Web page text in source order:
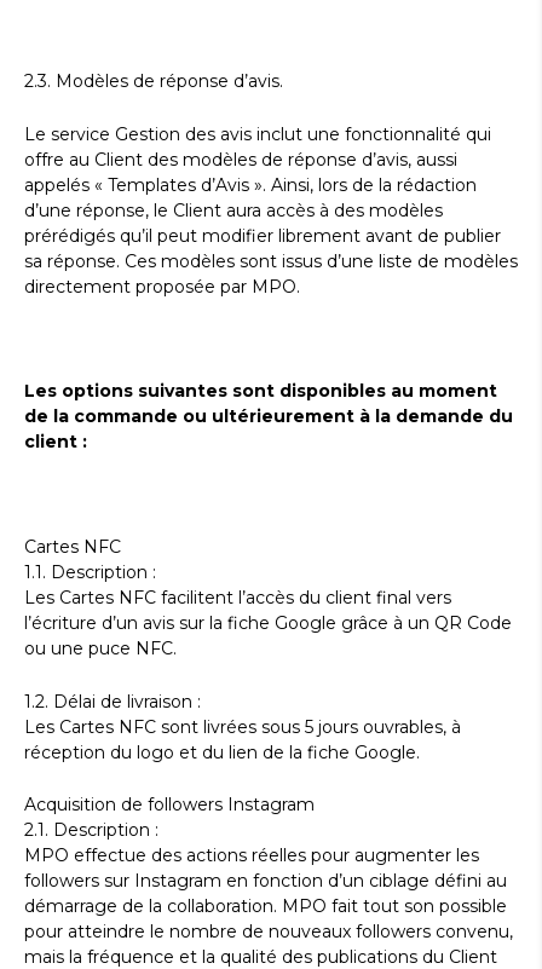
2.3. Modèles de réponse d’avis.
Le service Gestion des avis inclut une fonctionnalité qui
offre au Client des modèles de réponse d’avis, aussi
appelés « Templates d’Avis ». Ainsi, lors de la rédaction
d’une réponse, le Client aura accès à des modèles
prérédigés qu’il peut modifier librement avant de publier
sa réponse. Ces modèles sont issus d’une liste de modèles
directement proposée par MPO.
Les options suivantes sont disponibles au moment
de la commande ou ultérieurement à la demande du
client :
Cartes NFC
1.1. Description :
Les Cartes NFC facilitent l’accès du client final vers
l’écriture d’un avis sur la fiche Google grâce à un QR Code
ou une puce NFC.
1.2. Délai de livraison :
Les Cartes NFC sont livrées sous 5 jours ouvrables, à
réception du logo et du lien de la fiche Google.
Acquisition de followers Instagram
2.1. Description :
MPO effectue des actions réelles pour augmenter les
followers sur Instagram en fonction d’un ciblage défini au
démarrage de la collaboration. MPO fait tout son possible
pour atteindre le nombre de nouveaux followers convenu,
mais la fréquence et la qualité des publications du Client